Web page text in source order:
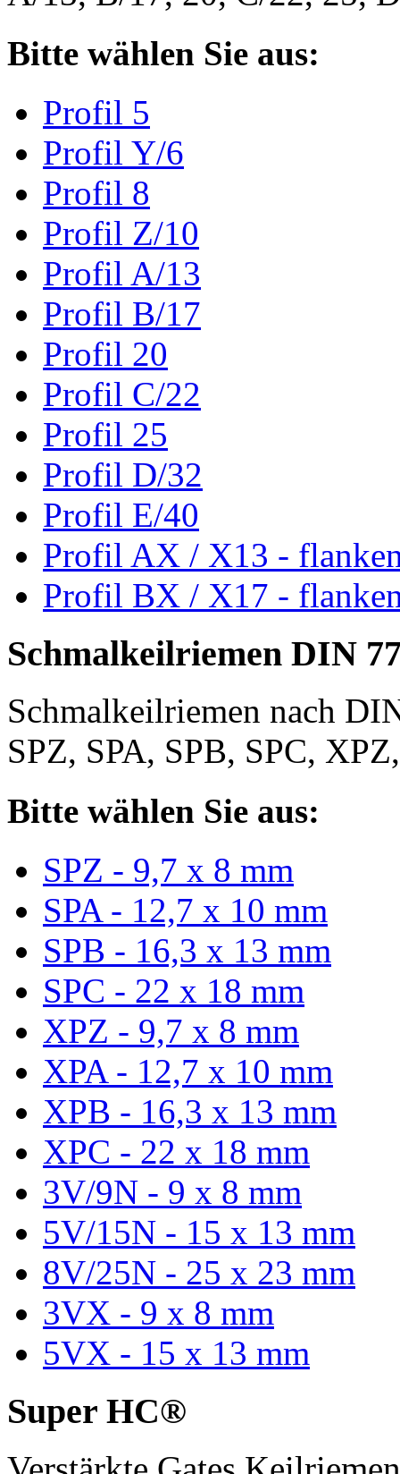
Bitte wählen Sie aus:
Profil 5
Profil Y/6
Profil 8
Profil Z/10
Profil A/13
Profil B/17
Profil 20
Profil C/22
Profil 25
Profil D/32
Profil E/40
Profil AX / X13 -
Profil BX / X17 -
Schmalkeilriemen DIN
Schmalkeilriemen nach
SPZ, SPA, SPB, SPC,
Bitte wählen Sie aus:
SPZ - 9,7 x 8 mm
SPA - 12,7 x 10 mm
SPB - 16,3 x 13 mm
SPC - 22 x 18 mm
XPZ - 9,7 x 8 mm
XPA - 12,7 x 10 mm
XPB - 16,3 x 13 mm
XPC - 22 x 18 mm
3V/9N - 9 x 8 mm
5V/15N - 15 x 13 mm
8V/25N - 25 x 23 mm
3VX - 9 x 8 mm
5VX - 15 x 13 mm
Super HC®